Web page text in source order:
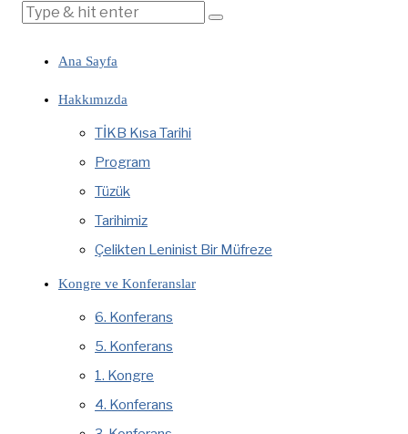
Ana Sayfa
Hakkımızda
TİKB Kısa Tarihi
Program
Tüzük
Tarihimiz
Çelikten Leninist Bir Müfreze
Kongre ve Konferanslar
6. Konferans
5. Konferans
1. Kongre
4. Konferans